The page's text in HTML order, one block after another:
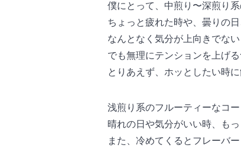
僕にとって、中煎り〜深煎り
ちょっと疲れた時や、曇りの
なんとなく気分が上向きでない
でも無理にテンションを上げ
とりあえず、ホッとしたい時に
浅煎り系のフルーティーなコ
晴れの日や気分がいい時、も
また、冷めてくるとフレーバ